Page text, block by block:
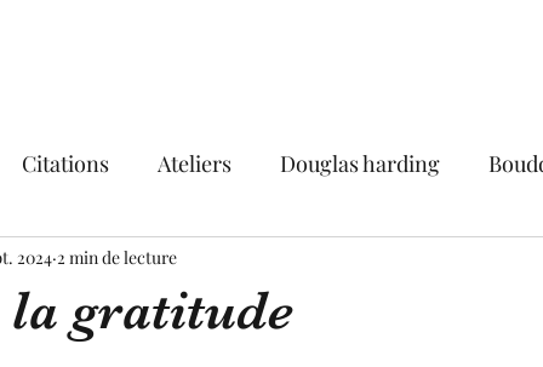
Citations Ateliers Douglas harding
Expériences
gratitude
2024 2 min de lecture